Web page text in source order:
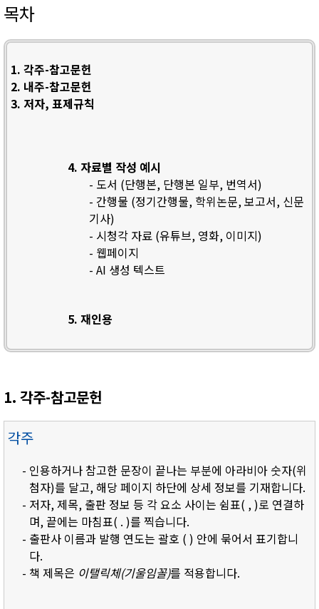
목차
1. 각주-참고문헌
2. 내주-참고문헌
3. 저자, 표제규칙
4. 자료별 작성 예시
- 도서 (단행본, 단행본 일부, 번역서)
- 간행물 (정기간행물, 학위논문, 보고서, 신문
기사)
- 시청각 자료 (유튜브, 영화, 이미지)
- 웹페이지
- AI 생성 텍스트
5. 재인용
1. 각주-참고문헌
각주
- 인용하거나 참고한 문장이 끝나는 부분에 아라비아 숫자(위
첨자)를 달고, 해당 페이지 하단에 상세 정보를 기재합니다.
- 저자, 제목, 출판 정보 등 각 요소 사이는 쉼표( , )로 연결하
며, 끝에는 마침표( . )를 찍습니다.
- 출판사 이름과 발행 연도는 괄호 ( ) 안에 묶어서 표기합니
다.
- 책 제목은 이탤릭체(기울임꼴)를 적용합니다.